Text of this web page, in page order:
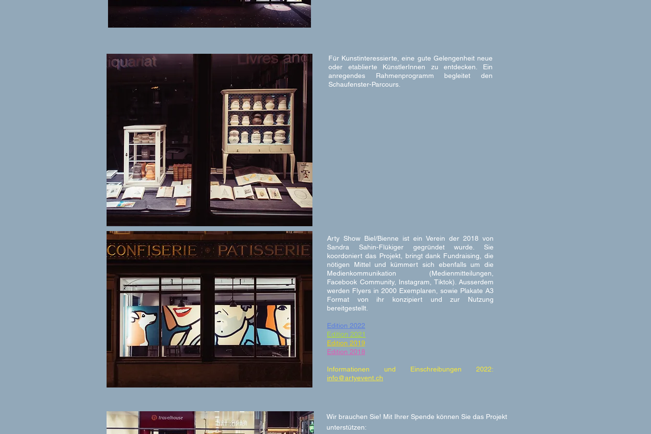
Für Kunstinteressierte, eine gute Gelengenheit neue
oder etablierte KünstlerInnen zu entdecken. Ein
anregendes Rahmenprogramm begleitet den
Schaufenster-Parcours.
Arty Show Biel/Bienne ist ein Verein der 2018 von
Sandra Sahin-Flükiger gegründet wurde. Sie
koordoniert das Projekt, bringt dank Fundraising, die
nötigen Mittel und kümmert sich ebenfalls um die
Medienkommunikation (Medienmitteilungen,
Facebook Community, Instagram, Tiktok). Ausserdem
werden Flyers in 2000 Exemplaren, sowie Plakate A3
Format von ihr konzipiert und zur Nutzung
bereitgestellt.
Edition 2022
Edition 2021
Edition 2019
Edition 2018
Informationen und Einschreibungen 2022:
info@artyevent.ch
Wir brauchen Sie! Mit Ihrer Spende können Sie das Projekt
unterstützen: